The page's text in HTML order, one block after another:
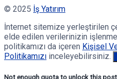
© 2025 İş Yatırım
İnternet sitemize yerleştirilen
elde edilen verilerinizin
politikamızı da içeren Kişisel
Politikamızı inceleyebilirsiniz.
Not enough quota to unlock this post